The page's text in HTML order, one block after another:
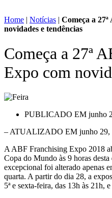
Home | Notícias | Começa a
novidades e tendências
Começa a 27ª
Expo com
PUBLICADO EM junho
– ATUALIZADO EM junho 29,
A ABF Franchising Expo 2018
Copa do Mundo às 9 horas
excepcional foi alterado apenas
quarta. A partir do dia 28, a
5ª e sexta-feira, das 13h às 21h,